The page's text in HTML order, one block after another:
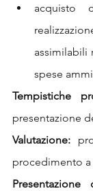
acquisto
assimilabili
spese
Tempistiche
presentazione
Valutazione:
procedimento
Presentazione